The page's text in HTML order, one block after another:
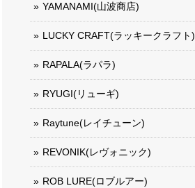
YAMANAMI(山波商店)
LUCKY CRAFT(ラッキークラフト)
RAPALA(ラパラ)
RYUGI(リューギ)
Raytune(レイチューン)
REVONIK(レヴォニック)
ROB LURE(ロブルアー)